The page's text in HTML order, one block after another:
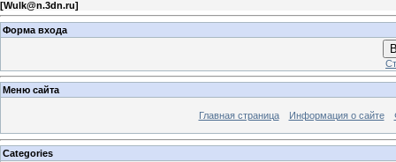
[Wulk@n.3dn.ru]
Форма входа
Меню сайта
Главная страница Информация о сайте
Categories